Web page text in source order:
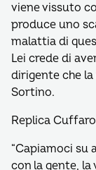
viene vissuto
produce uno
malattia di
Lei crede di
dirigente che
Sortino.
Replica Cuffaro
“Capiamoci su
con la gente, la